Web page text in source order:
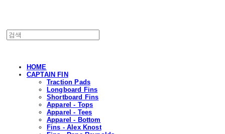
HOME
CAPTAIN FIN
Traction Pads
Longboard Fins
Shortboard Fins
Apparel - Tops
Apparel - Tees
Apparel - Bottom
Fins - Alex Knost